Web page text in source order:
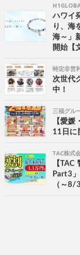
ハワイ
り、海
海～」
開始【
特定非営
次世代
中！
三福グル
【愛媛
11日に
TAC株式
【
Part3
（～8/